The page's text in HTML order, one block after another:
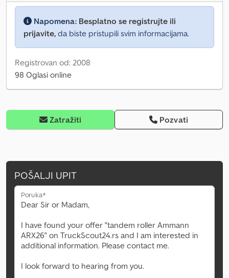
Napomena: Besplatno se registrujte ili
prijavite, da biste pristupili svim informacijama.
Registrovan od: 2008
98 Oglasi online
Zatražiti Pozvati
POŠALJI UPIT
Poruka*